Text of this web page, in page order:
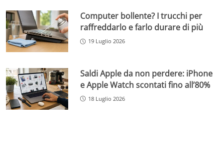
Computer bollente? I trucchi per
raffreddarlo e farlo durare di più
19 Luglio 2026
Saldi Apple da non perdere: iPhone
e Apple Watch scontati fino all’80%
18 Luglio 2026